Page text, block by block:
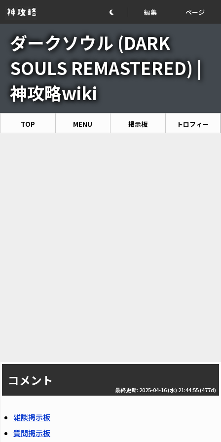
編集 ページ
ダークソウル (DARK
SOULS REMASTERED) |
神攻略wiki
TOP MENU 掲示板 トロフィー
コメント
最終更新: 2025-04-16 (水) 21:44:55(477d)
雑談掲示板
質問掲示板